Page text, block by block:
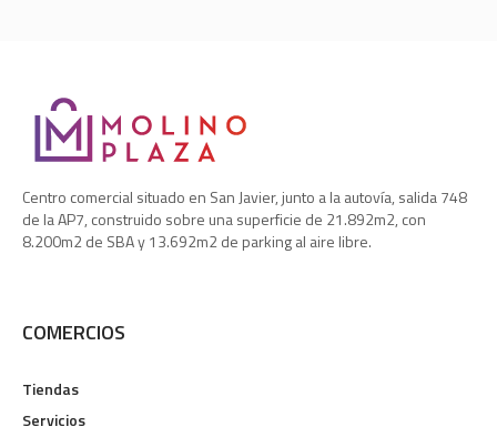
Centro comercial situado en San Javier, junto a la autovía, salida 748
de la AP7, construido sobre una superficie de 21.892m2, con
8.200m2 de SBA y 13.692m2 de parking al aire libre.
COMERCIOS
Tiendas
Servicios